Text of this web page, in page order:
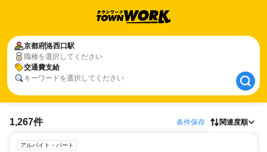
京都府洛西口駅
職種を選択してください
交通費支給
キーワードを選択してください
京都府洛西口駅
交通費支給
1,267件 条件保存 関連度順
アルバイト・パート